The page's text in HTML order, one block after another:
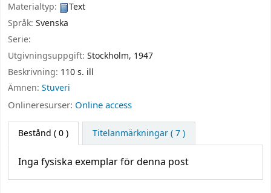
Materialtyp:
Text
Språk: Svenska
Serie:
Utgivningsuppgift: Stockholm, 1947
Beskrivning: 110 s. ill
Ämnen: Stuveri
Onlineresurser: Online access
Bestånd ( 0 ) Titelanmärkningar ( 7 )
Inga fysiska exemplar för denna post